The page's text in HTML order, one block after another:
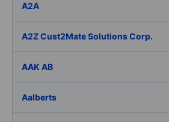
A2A
A2Z Cust2Mate Solutions Corp.
AAK AB
Aalberts